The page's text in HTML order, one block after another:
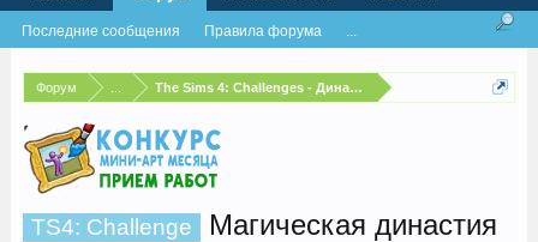
Форум The Sims 4: Challenges - Династии
TS4: Challenge
Магическая династия
Последние сообщения Правила форума ...